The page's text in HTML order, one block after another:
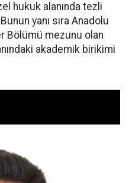
hukuk alanında tezli
yanı sıra Anadolu
Bölümü mezunu olan
akademik birikimi